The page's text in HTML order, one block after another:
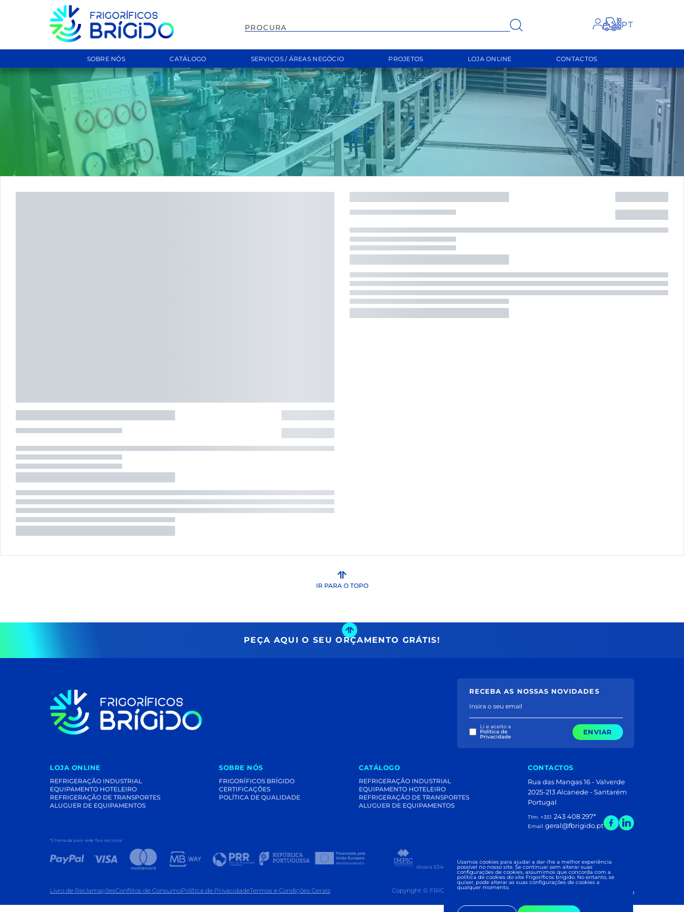
SOBRE NÓS CATÁLOGO SERVIÇOS / ÁREAS NEGÓCIO PROJETOS LOJA ONLINE CONTACTOS
IR PARA O TOPO
PEÇA AQUI O SEU ORÇAMENTO GRÁTIS!
RECEBA AS NOSSAS NOVIDADES
Insira o seu email
Li e aceito a
Política de
Privacidade
ENVIAR
LOJA ONLINE
REFRIGERAÇÃO INDUSTRIAL
EQUIPAMENTO HOTELEIRO
REFRIGERAÇÃO DE TRANSPORTES
ALUGUER DE EQUIPAMENTOS
SOBRE NÓS
FRIGORÍFICOS BRÍGIDO
CERTIFICAÇÕES
POLÍTICA DE QUALIDADE
CATÁLOGO
REFRIGERAÇÃO INDUSTRIAL
EQUIPAMENTO HOTELEIRO
REFRIGERAÇÃO DE TRANSPORTES
ALUGUER DE EQUIPAMENTOS
CONTACTOS
Rua das Mangas 16 - Valverde
2025-213 Alcanede - Santarém
Portugal
Tlm. +351 243 408 297*
Email geral@fbrigido.pt
*Chamada para rede fixa nacional
Alvará 63407 - PUB
Livro de ReclamaçõesConflitos de ConsumoPolítica de PrivacidadeTermos e Condições Gerais Copyright © FRIGORÍFICOS BRIGIDO 2026
Usamos cookies para ajudar a dar-lhe a melhor experiência
possível no nosso site. Se continuar sem alterar suas
configurações de cookies, assumimos que concorda com a
política de cookies do site Frigoríficos brigido. No entanto, se
quiser, pode alterar as suas configurações de cookies a
qualquer momento.